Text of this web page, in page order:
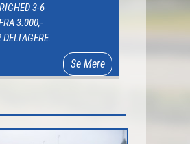
3-6
3.000,-
Se Mere